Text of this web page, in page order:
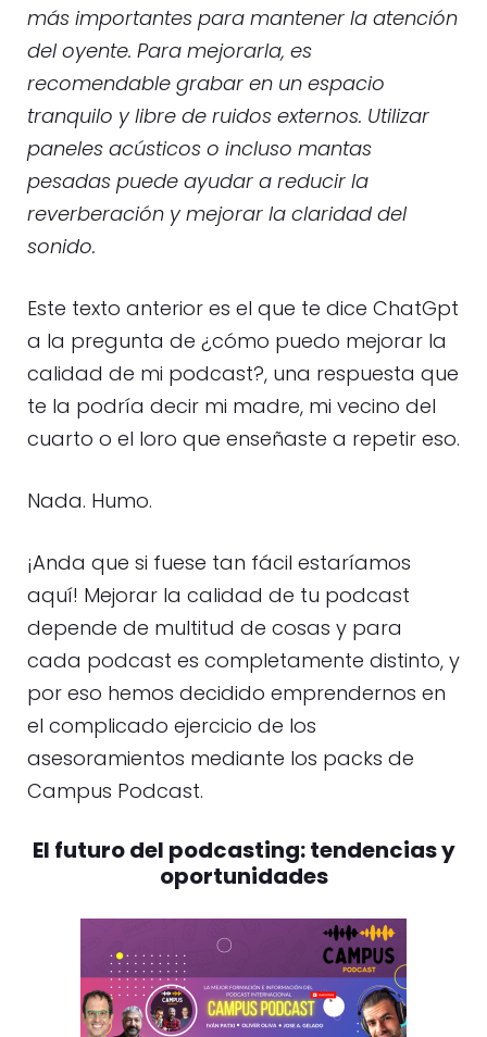
más importantes para mantener la atención
del oyente. Para mejorarla, es
recomendable grabar en un espacio
tranquilo y libre de ruidos externos. Utilizar
paneles acústicos o incluso mantas
pesadas puede ayudar a reducir la
reverberación y mejorar la claridad del
sonido.
Este texto anterior es el que te dice ChatGpt
a la pregunta de ¿cómo puedo mejorar la
calidad de mi podcast?, una respuesta que
te la podría decir mi madre, mi vecino del
cuarto o el loro que enseñaste a repetir eso.
Nada. Humo.
¡Anda que si fuese tan fácil estaríamos
aquí! Mejorar la calidad de tu podcast
depende de multitud de cosas y para
cada podcast es completamente distinto, y
por eso hemos decidido emprendernos en
el complicado ejercicio de los
asesoramientos mediante los packs de
Campus Podcast.
El futuro del podcasting: tendencias y
oportunidades